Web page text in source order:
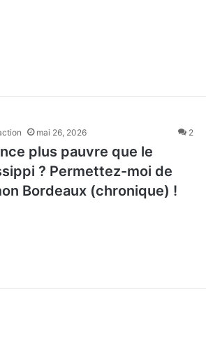
mai 26, 2026 2
plus pauvre que le
? Permettez-moi de
Bordeaux (chronique) !